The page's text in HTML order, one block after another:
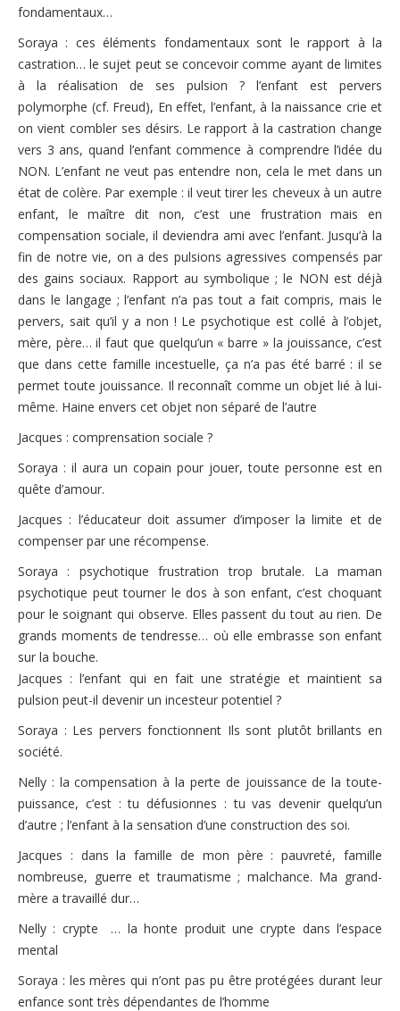
fondamentaux…
Soraya : ces éléments fondamentaux sont le rapport à la
castration… le sujet peut se concevoir comme ayant de limites
à la réalisation de ses pulsion ? l’enfant est pervers
polymorphe (cf. Freud), En effet, l’enfant, à la naissance crie et
on vient combler ses désirs. Le rapport à la castration change
vers 3 ans, quand l’enfant commence à comprendre l’idée du
NON. L’enfant ne veut pas entendre non, cela le met dans un
état de colère. Par exemple : il veut tirer les cheveux à un autre
enfant, le maître dit non, c’est une frustration mais en
compensation sociale, il deviendra ami avec l’enfant. Jusqu’à la
fin de notre vie, on a des pulsions agressives compensés par
des gains sociaux. Rapport au symbolique ; le NON est déjà
dans le langage ; l’enfant n’a pas tout a fait compris, mais le
pervers, sait qu’il y a non ! Le psychotique est collé à l’objet,
mère, père… il faut que quelqu’un « barre » la jouissance, c’est
que dans cette famille incestuelle, ça n’a pas été barré : il se
permet toute jouissance. Il reconnaît comme un objet lié à lui-
même. Haine envers cet objet non séparé de l’autre
Jacques : comprensation sociale ?
Soraya : il aura un copain pour jouer, toute personne est en
quête d’amour.
Jacques : l’éducateur doit assumer d’imposer la limite et de
compenser par une récompense.
Soraya : psychotique frustration trop brutale. La maman
psychotique peut tourner le dos à son enfant, c’est choquant
pour le soignant qui observe. Elles passent du tout au rien. De
grands moments de tendresse… où elle embrasse son enfant
sur la bouche.
Jacques : l’enfant qui en fait une stratégie et maintient sa
pulsion peut-il devenir un incesteur potentiel ?
Soraya : Les pervers fonctionnent Ils sont plutôt brillants en
société.
Nelly : la compensation à la perte de jouissance de la toute-
puissance, c’est : tu défusionnes : tu vas devenir quelqu’un
d’autre ; l’enfant à la sensation d’une construction des soi.
Jacques : dans la famille de mon père : pauvreté, famille
nombreuse, guerre et traumatisme ; malchance. Ma grand-
mère a travaillé dur…
Nelly : crypte … la honte produit une crypte dans l’espace
mental
Soraya : les mères qui n’ont pas pu être protégées durant leur
enfance sont très dépendantes de l’homme